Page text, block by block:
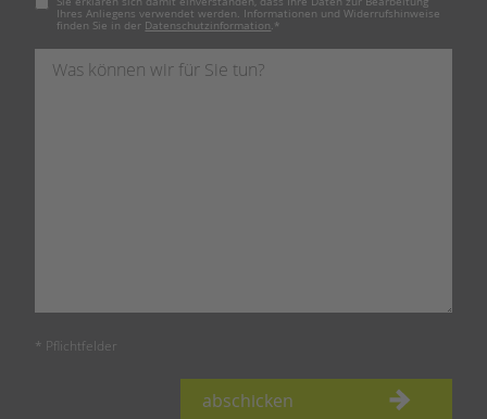
Ihres Anliegens verwendet werden. Informationen und Widerrufshinweise
finden Sie in der Datenschutzinformation *
* Pflichtfelder
abschicken